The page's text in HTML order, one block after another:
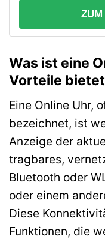
Was ist eine
Vorteile
Eine Online Uhr,
bezeichnet, ist
Anzeige der
tragbares,
Bluetooth oder
oder einem
Diese
Funktionen, die